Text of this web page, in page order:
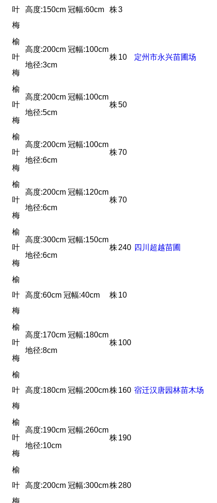
定州市永兴苗圃场
叶
梅
高度:150cm 冠幅:60cm 株3
榆
叶
梅
高度:200cm 冠幅:100cm
地径:3cm
株10
榆
叶
梅
高度:200cm 冠幅:100cm
地径:5cm
株50
榆
叶
梅
高度:200cm 冠幅:100cm
地径:6cm
株70
榆
叶
梅
高度:200cm 冠幅:120cm
地径:6cm
株70
榆
叶
梅
高度:300cm 冠幅:150cm
地径:6cm
株240 四川超越苗圃
榆
叶
梅
高度:60cm 冠幅:40cm 株10
宿迁汉唐园林苗木场
榆
叶
梅
高度:170cm 冠幅:180cm
地径:8cm
株100
榆
叶
梅
高度:180cm 冠幅:200cm株160
榆
叶
梅
高度:190cm 冠幅:260cm
地径:10cm
株190
榆
叶
梅
高度:200cm 冠幅:300cm株280